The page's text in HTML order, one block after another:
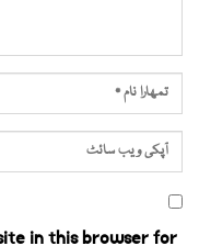
in this browser for